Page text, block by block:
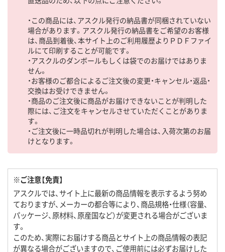
・この商品には、アスクル発行の納品書が同梱されていない
場合があります。アスクル発行の納品書をご希望のお客様
は、商品到着後、本サイト上のご利用履歴よりＰＤＦファイ
ルにて印刷することが可能です。
・アスクルのダンボールもしくは袋でのお届けではありま
せん。
・お客様のご都合によるご注文後の変更・キャンセル・返品・
交換はお受けできません。
・商品のご注文後に商品がお届けできないことが判明した
際には、ご注文をキャンセルさせていただくことがありま
す。
・ご注文後に一時品切れが判明した場合は、入荷次第のお届
けとなります。
※ご注意【免責】
アスクルでは、サイト上に最新の商品情報を表示するよう努め
ておりますが、メーカーの都合等により、商品規格・仕様（容量、
パッケージ、原材料、原産国など）が変更される場合がございま
す。
このため、実際にお届けする商品とサイト上の商品情報の表記
が異なる場合がございますので、ご使用前には必ずお届けした